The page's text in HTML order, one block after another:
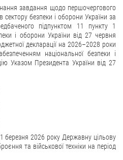
завдання щодо першочергового
сектору безпеки і оборони України за
підпунктом 11 пункту 1
і оборони України від 27 червня
декларації на 2026–2028 роки
національної безпеки і
Указом Президента України від 27
березня 2026 року Державну цільову
та військової техніки на період